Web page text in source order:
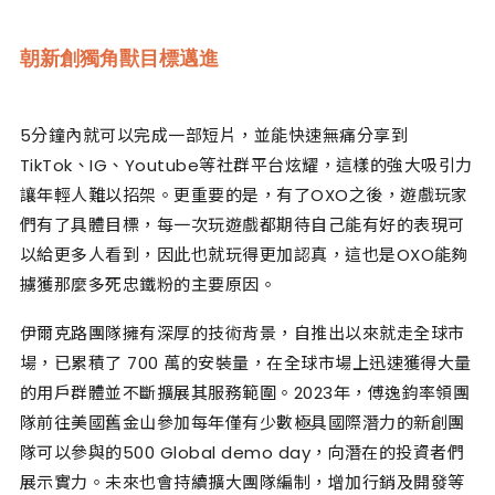
朝新創獨角獸目標邁進
5分鐘內就可以完成一部短片，並能快速無痛分享到
TikTok、IG、Youtube等社群平台炫耀，這樣的強大吸引力
讓年輕人難以招架。更重要的是，有了OXO之後，遊戲玩家
們有了具體目標，每一次玩遊戲都期待自己能有好的表現可
以給更多人看到，因此也就玩得更加認真，這也是OXO能夠
擄獲那麼多死忠鐵粉的主要原因。
伊爾克路團隊擁有深厚的技術背景，自推出以來就走全球市
場，已累積了 700 萬的安裝量，在全球市場上迅速獲得大量
的用戶群體並不斷擴展其服務範圍。2023年，傅逸鈞率領團
隊前往美國舊金山參加每年僅有少數極具國際潛力的新創團
隊可以參與的500 Global demo day，向潛在的投資者們
展示實力。未來也會持續擴大團隊編制，增加行銷及開發等